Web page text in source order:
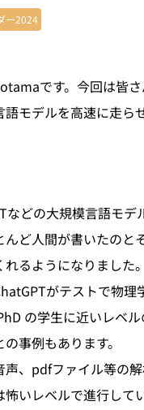
ー2024
です。今回は皆
語モデルを高速に走ら
などの大規模言語モデ
んど人間が書いたのと
るようになりました。
がテストで物理
の学生に近いレベ
事例もあります。
声、pdfファイル等の
いレベルで進行してい